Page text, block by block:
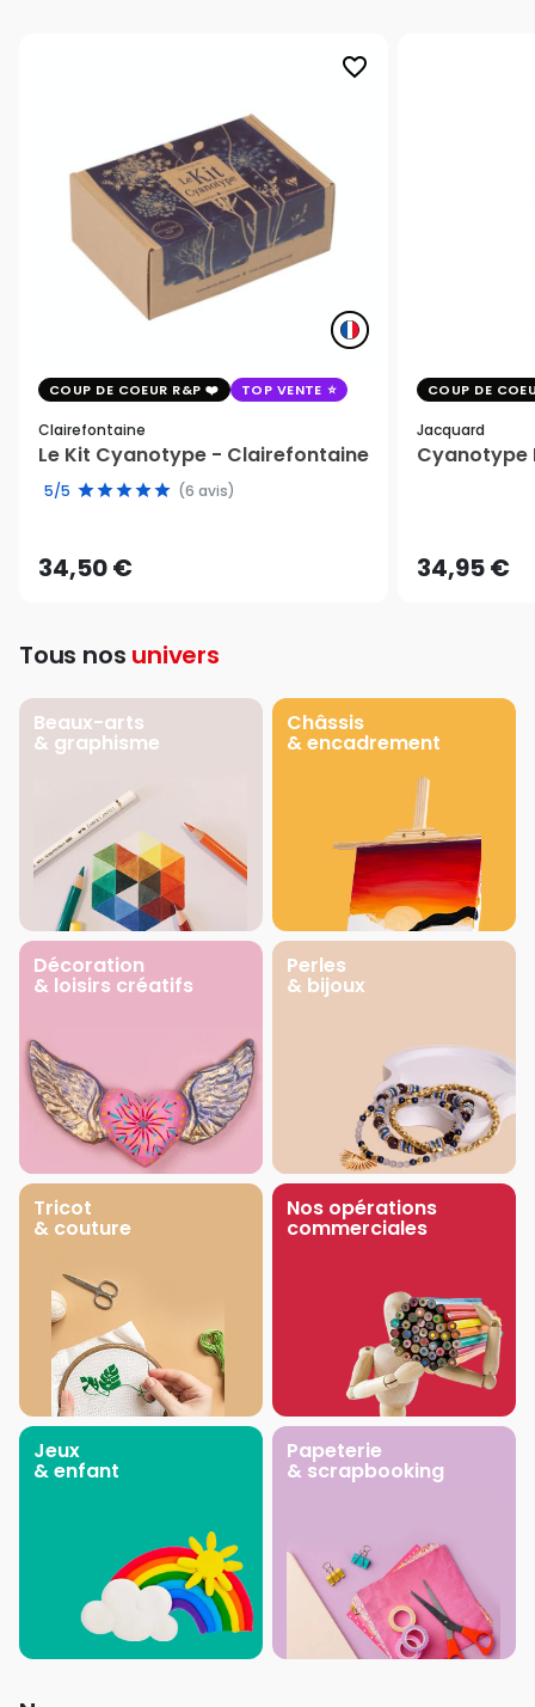
favorite_border
COUP DE COEUR R&P TOP VENTE
Clairefontaine
Le Kit Cyanotype - Clairefontaine
5/5 (6 avis)
34,50 €
COUP DE
Jacquard
Cyanotype
34,95 €
Tous nos univers
Beaux-arts
& graphisme
Châssis
& encadrement
Décoration
& loisirs créatifs
Perles
& bijoux
Tricot
& couture
Nos opérations
commerciales
Jeux
& enfant
Papeterie
& scrapbooking